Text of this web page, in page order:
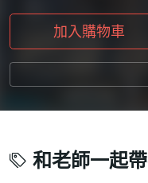
加入購物車
和老師一起